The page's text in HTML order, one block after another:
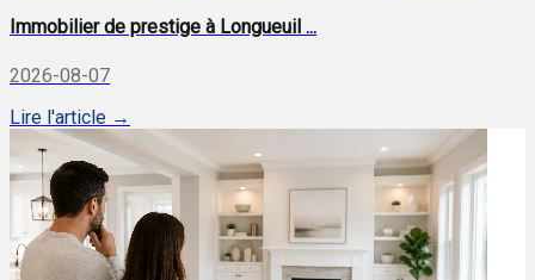
Immobilier de prestige à Longueuil ...
2026-08-07
Lire l'article →